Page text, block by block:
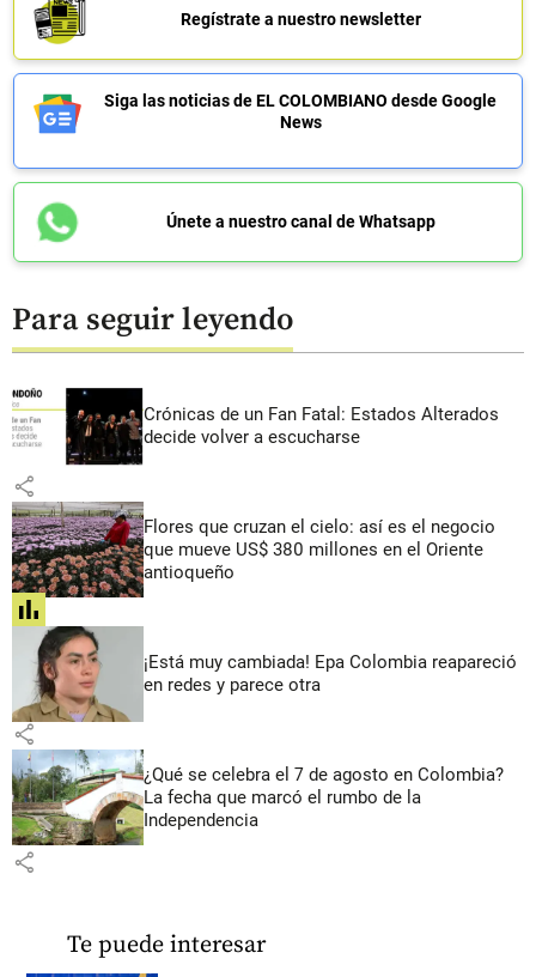
Regístrate a nuestro newsletter
Siga las noticias de EL COLOMBIANO desde Google
News
Únete a nuestro canal de Whatsapp
Para seguir leyendo
Crónicas de un Fan Fatal: Estados Alterados
decide volver a escucharse
share
Flores que cruzan el cielo: así es el negocio
que mueve US$ 380 millones en el Oriente
antioqueño
share
¡Está muy cambiada! Epa Colombia reapareció
en redes y parece otra
share
¿Qué se celebra el 7 de agosto en Colombia?
La fecha que marcó el rumbo de la
Independencia
share
Te puede interesar